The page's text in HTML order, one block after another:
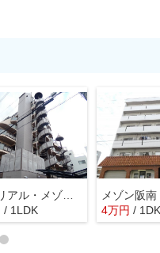
インペリアル・メゾン・フィールド
/ 1LDK
メゾン阪南
4万円 / 1DK